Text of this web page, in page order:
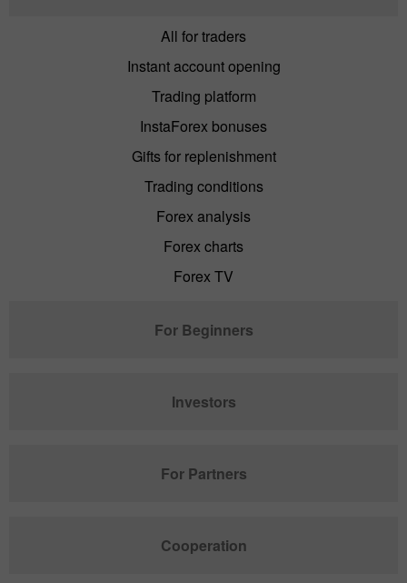
All for traders
Instant account opening
Trading platform
InstaForex bonuses
Gifts for replenishment
Trading conditions
Forex analysis
Forex charts
Forex TV
For Beginners
Investors
For Partners
Cooperation